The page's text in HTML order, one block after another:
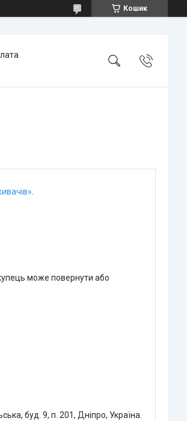
Кошик
може повернути або
буд. 9, п. 201, Дніпро, Україна.